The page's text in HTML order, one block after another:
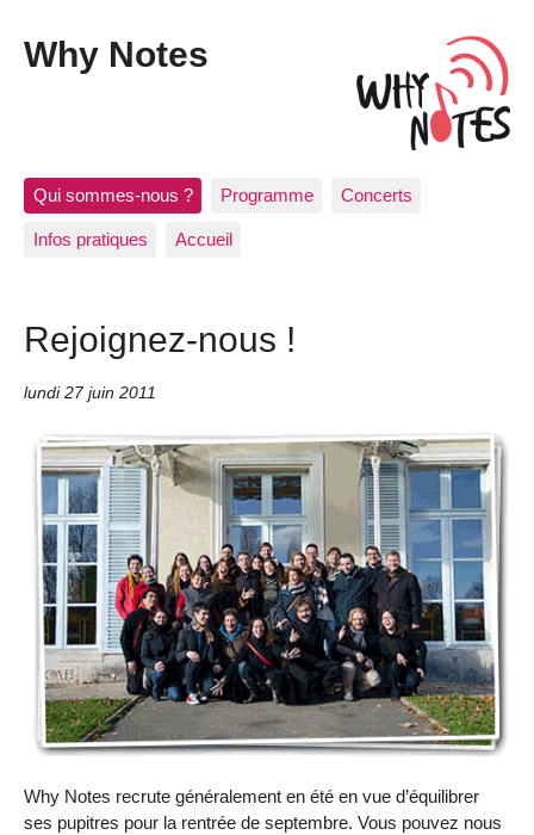
Why Notes
Qui sommes-nous ? Programme Concerts
Infos pratiques Accueil
Rejoignez-nous !
lundi 27 juin 2011
Why Notes recrute généralement en été en vue d’équilibrer
ses pupitres pour la rentrée de septembre. Vous pouvez nous